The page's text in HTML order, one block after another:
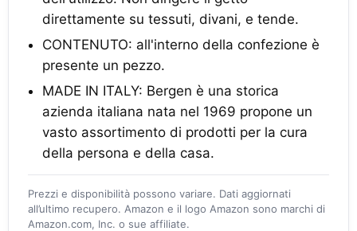
direttamente su tessuti, divani, e tende.
CONTENUTO: all'interno della confezione è
presente un pezzo.
MADE IN ITALY: Bergen è una storica
azienda italiana nata nel 1969 propone un
vasto assortimento di prodotti per la cura
della persona e della casa.
Prezzi e disponibilità possono variare. Dati aggiornati
all’ultimo recupero. Amazon e il logo Amazon sono marchi di
Amazon.com, Inc. o sue affiliate.